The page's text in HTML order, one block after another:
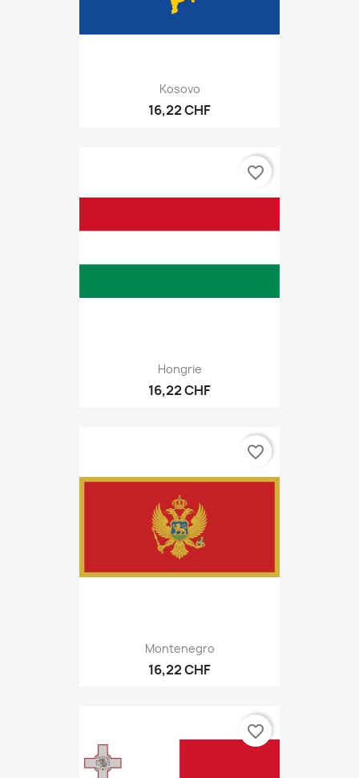
Kosovo
16,22 CHF
Hongrie
16,22 CHF
favorite_border
Montenegro
16,22 CHF
favorite_border
favorite_border